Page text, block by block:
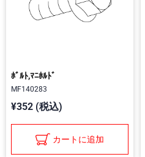
ﾎﾞﾙﾄ,ﾏﾆﾎﾙﾄﾞ
MF140283
¥352 (税込)
カートに追加